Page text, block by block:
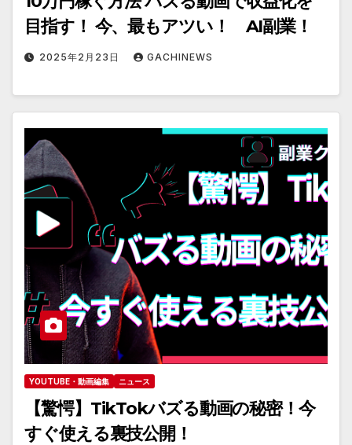
目指す！ 今、最もアツい！ AI副業！
2025年2月23日 GACHINEWS
YOUTUBE・動画編集 ニュース
【驚愕】TikTokバズる動画の秘密！今
すぐ使える裏技公開！